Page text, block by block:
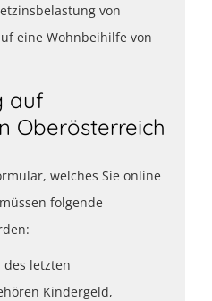
von
eine Wohnbeihilfe von
auf
Oberösterreich
welches Sie online
folgende
des letzten
Kindergeld,